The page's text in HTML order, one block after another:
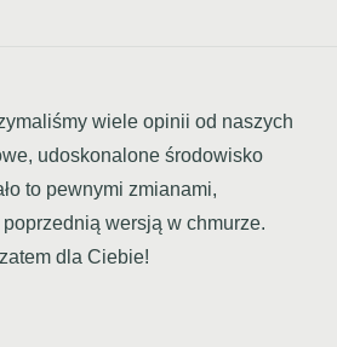
wiele opinii od naszych
udoskonalone środowisko
to pewnymi zmianami,
wersją w chmurze.
dla Ciebie!